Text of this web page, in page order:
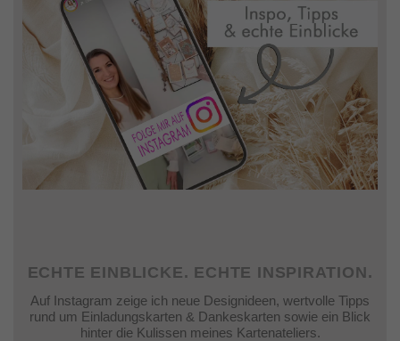
ECHTE EINBLICKE. ECHTE INSPIRATION.
Auf Instagram zeige ich neue Designideen, wertvolle Tipps
rund um Einladungskarten & Dankeskarten sowie ein Blick
hinter die Kulissen meines Kartenateliers.